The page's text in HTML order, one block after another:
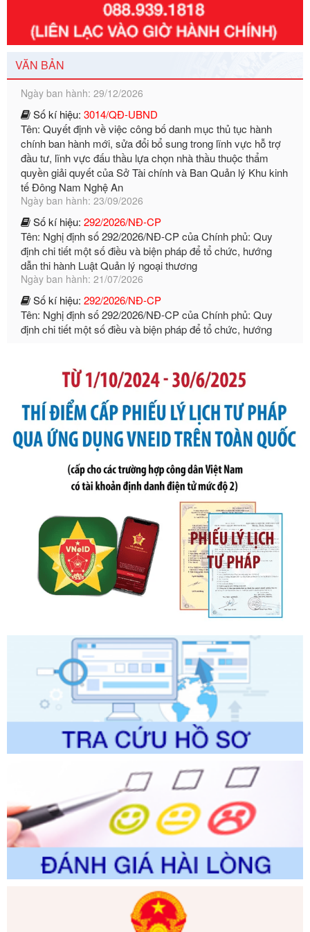
VĂN BẢN
Số kí hiệu:
351/2025/NĐ-CP
Tên: Nghị định số 351/2025/NĐ-CP của Chính phủ: Quy
Ngày ban hành: 29/12/2026
Tên: Quyết định về việc công bố danh mục thủ tục hành
chính ban hành mới, sửa đổi bổ sung trong lĩnh vực hỗ trợ
đầu tư, lĩnh vực đấu thầu lựa chọn nhà thầu thuộc thẩm
quyền giải quyết của Sở Tài chính và Ban Quản lý Khu kinh
tế Đông Nam Nghệ An
Ngày ban hành: 23/09/2026
Số kí hiệu: 292/2026/NĐ-CP
Tên: Nghị định số 292/2026/NĐ-CP của Chính phủ: Quy
định chi tiết một số điều và biện pháp để tổ chức, hướng
dẫn thi hành Luật Quản lý ngoại thương
Ngày ban hành: 21/07/2026
Số kí hiệu:292/2026/NĐ-CP
Tên: Nghị định số 292/2026/NĐ-CP của Chính phủ: Quy
định chi tiết một số điều và biện pháp để tổ chức, hướng
dẫn thi hành Luật Quản lý ngoại thương
Ngày ban hành: 21/07/2026
bỏ Thông tư số 87/2019/TT- BТC ngày 19 tháng 12 năm
2019 của Bộ trưởng Bộ Tài chính hướng dẫn thực hiện xử
phạt vi phạm hành chính trong lĩnh vực kho bạc nhà nước
Ngày ban hành: 21/07/2026
Số kí hiệu:291/2026/NĐ-CP
đổi, bổ sung một số điều của Nghị định số 125/2020/NĐ-СР
ngày 19 tháng 10 năm 2020 của Chính phủ quy định xử
phạt vi phạm hành chính về thuế, hóa đơn được sửa đổi, bổ
sung bởi Nghị định số 102/2021/NĐ-CP
Ngày ban hành: 20/07/2026
Số kí hiệu:2303/QĐ-UBND
Tên: Quyết định công bố Danh mục thủ tục hành chính mới
ban hành, được sửa đổi, bổ sung, bị bãi bỏ và phê duyệt
Quy trình nội bộ, quy trình điện tử giải quyết thủ tục hành
chính trong một số lĩnh vực thuộc phạm vi chức năng quản
Ngày ban hành: 01/06/2026
Số kí hiệu:2304/QĐ-UBND
Tên: Quyết định công bố Danh mục thủ tục hành chính
được sửa đổi, bổ sung và phê duyệt Quy trình nội bộ, quy
trình điện tử giải quyết thủ tục hành chính trong lĩnh vực Du
lịch thuộc phạm vi chức năng quản lý của Sở Văn hóa, Thể
thao và Du lịch
Ngày ban hành: 01/06/2026
Tên: Về việc công bố Danh mục thủ tục hành chính sửa
đổi, bổ sung và phê duyệt Quy trình nội bộ, quy trình điện tử
trong giải quyết thủtục hành chính lĩnh vực biến đổi khí hậu
thuộc phạm vi giải quyết của Sở Nông nghiệp và Môi
trường
Ngày ban hành: 01/06/2026
Số kí hiệu:2300/QĐ-UBND
Tên: V/v công bố danh mục thủ tục hành chính được sửa
đổi, bổ sung và phê duyệt quy trình nội bộ, quy trình điện tử
giải quyết thủ tục hành chính trong lĩnh vực Luật sư thuộc